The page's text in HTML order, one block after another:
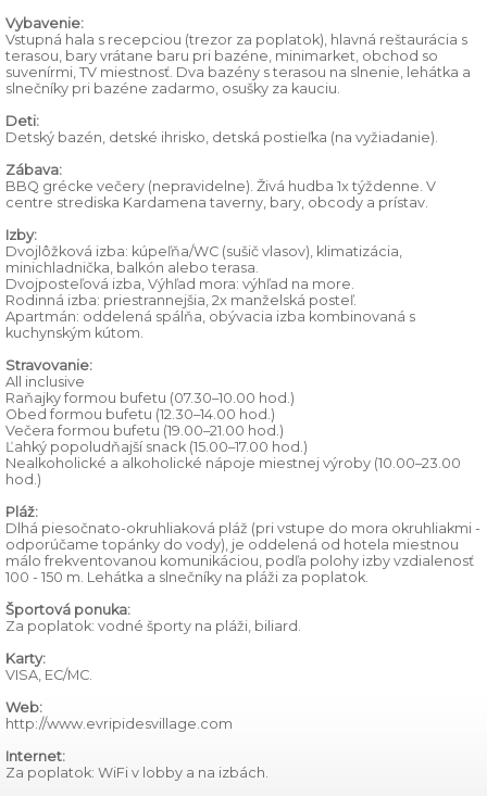
Vybavenie:
Vstupná hala s recepciou (trezor za poplatok), hlavná reštaurácia s
terasou, bary vrátane baru pri bazéne, minimarket, obchod so
suvenírmi, TV miestnosť. Dva bazény s terasou na slnenie, lehátka a
slnečníky pri bazéne zadarmo, osušky za kauciu.
Deti:
Detský bazén, detské ihrisko, detská postieľka (na vyžiadanie).
Zábava:
BBQ grécke večery (nepravidelne). Živá hudba 1x týždenne. V
centre strediska Kardamena taverny, bary, obcody a prístav.
Izby:
Dvojlôžková izba: kúpeľňa/WC (sušič vlasov), klimatizácia,
minichladnička, balkón alebo terasa.
Dvojposteľová izba, Výhľad mora: výhľad na more.
Rodinná izba: priestrannejšia, 2x manželská posteľ.
Apartmán: oddelená spálňa, obývacia izba kombinovaná s
kuchynským kútom.
Stravovanie:
All inclusive
Raňajky formou bufetu (07.30–10.00 hod.)
Obed formou bufetu (12.30–14.00 hod.)
Večera formou bufetu (19.00–21.00 hod.)
Ľahký popoludňajší snack (15.00–17.00 hod.)
Nealkoholické a alkoholické nápoje miestnej výroby (10.00–23.00
hod.)
Pláž:
Dlhá piesočnato-okruhliaková pláž (pri vstupe do mora okruhliakmi -
odporúčame topánky do vody), je oddelená od hotela miestnou
málo frekventovanou komunikáciou, podľa polohy izby vzdialenosť
100 - 150 m. Lehátka a slnečníky na pláži za poplatok.
Športová ponuka:
Za poplatok: vodné športy na pláži, biliard.
Karty:
VISA, EC/MC.
Web:
http://www.evripidesvillage.com
Internet:
Za poplatok: WiFi v lobby a na izbách.